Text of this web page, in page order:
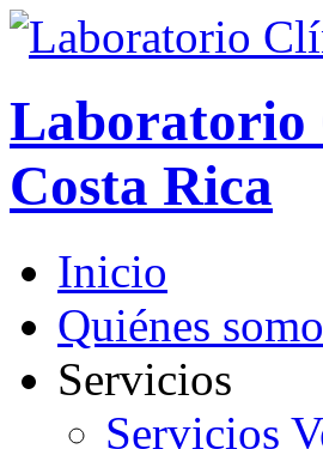
Laboratorio
Costa Rica
Inicio
Quiénes
Servicios
Servicios